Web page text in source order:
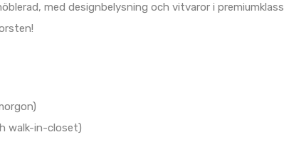
med designbelysning och vitvaror i premiumklass
walk-in-closet)